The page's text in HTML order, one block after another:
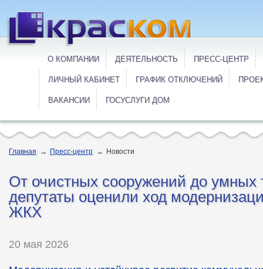
О КОМПАНИИ ДЕЯТЕЛЬНОСТЬ ПРЕСС-ЦЕНТР
ЛИЧНЫЙ КАБИНЕТ ГРАФИК ОТКЛЮЧЕНИЙ
ВАКАНСИИ ГОСУСЛУГИ ДОМ
Главная → Пресс-центр → Новости
От очистных сооружений до умных
депутаты оценили ход
ЖКХ
20 мая 2026